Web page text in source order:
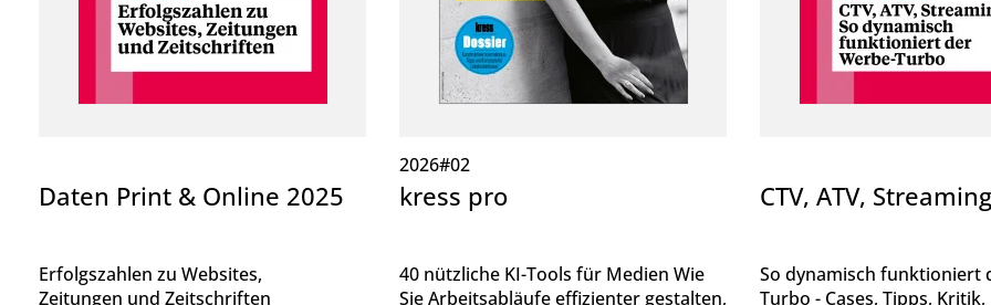
Daten Print & Online 2025
Erfolgszahlen zu Websites,
Zeitungen und Zeitschriften
2026#02
kress pro
40 nützliche KI-Tools für Medien Wie
Sie Arbeitsabläufe effizienter gestalten,
CTV, ATV, Streaming
So dynamisch funktioniert
Turbo - Cases, Tipps, Kritik,